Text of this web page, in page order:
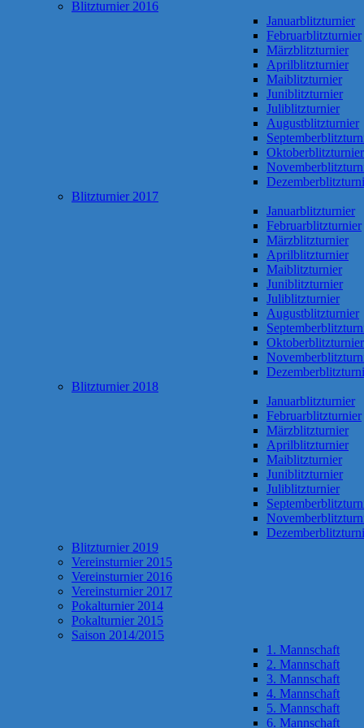
Blitzturnier 2016
Januarblitzturnier
Februarblitzturnier
Märzblitzturnier
Aprilblitzturnier
Maiblitzturnier
Juniblitzturnier
Juliblitzturnier
Augustblitzturnier
Oktoberblitzturnier
Blitzturnier 2017
Januarblitzturnier
Februarblitzturnier
Märzblitzturnier
Aprilblitzturnier
Maiblitzturnier
Juniblitzturnier
Juliblitzturnier
Augustblitzturnier
Oktoberblitzturnier
Blitzturnier 2018
Januarblitzturnier
Februarblitzturnier
Märzblitzturnier
Aprilblitzturnier
Maiblitzturnier
Juniblitzturnier
Juliblitzturnier
Blitzturnier 2019
Vereinsturnier 2015
Vereinsturnier 2016
Vereinsturnier 2017
Pokalturnier 2014
Pokalturnier 2015
Saison 2014/2015
1. Mannschaft
2. Mannschaft
3. Mannschaft
4. Mannschaft
5. Mannschaft
6. Mannschaft